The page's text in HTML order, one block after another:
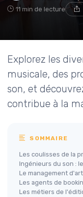
11 min de lecture
Explorez les
musicale, des
son, et
contribue à la
SOMMAIRE
Les coulisses de la
Ingénieurs du son :
Le management
Les agents de
Les métiers de